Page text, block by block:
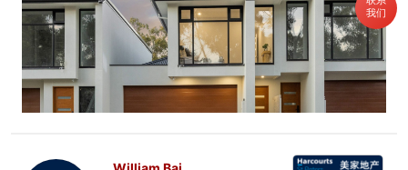
我们